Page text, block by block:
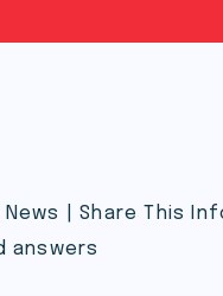
| Share This
answers